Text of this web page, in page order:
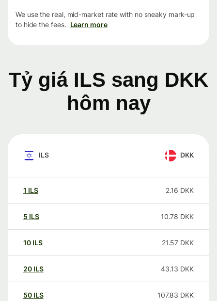
We use the real, mid-market rate with no sneaky mark-up
to hide the fees. Learn more
Tỷ giá ILS sang DKK
hôm nay
ILS DKK
1 ILS 2.16 DKK
5 ILS 10.78 DKK
10 ILS 21.57 DKK
20 ILS 43.13 DKK
50 ILS 107.83 DKK